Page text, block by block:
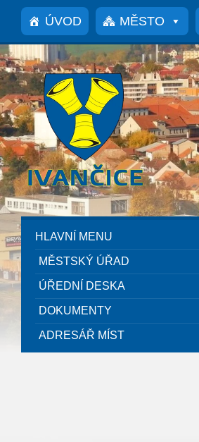
Přeskočit
obsah
Přeskočit
panel
Přeskočit
patičku
ÚVOD MĚSTO
HLAVNÍ MENU
MĚSTSKÝ ÚŘAD
ÚŘEDNÍ DESKA
DOKUMENTY
ADRESÁŘ MÍST